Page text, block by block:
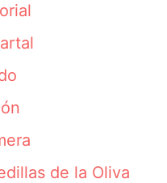
de la Oliva